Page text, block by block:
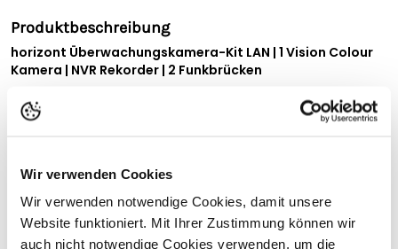
Wir verwenden Cookies
Wir verwenden notwendige Cookies, damit unsere
Website funktioniert. Mit Ihrer Zustimmung können wir
auch nicht notwendige Cookies verwenden, um die
Produktbeschreibung
horizont Überwachungskamera-Kit LAN | 1 Vision Colour
Kamera | NVR Rekorder | 2 Funkbrücken
Intelligente Sicherheits-Nachtsichtkamera zum Schutz und
zur Sicherung Ihrer Gebäude (Industriegebäude, Lagerhallen,
zur intelligenten Erkennung von Fahrzeugen und Personen
Nachtsicht in Farbe.
Das praktische Kamera Kit Wireless besteht aus einer
Vollständige Beschreibung lesen